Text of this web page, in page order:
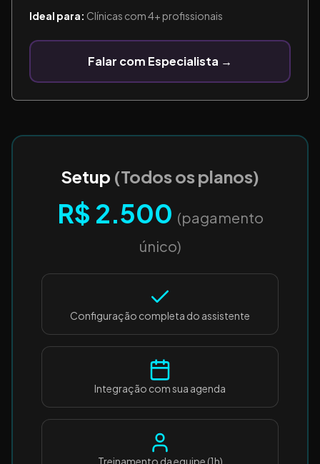
Ideal para: Clínicas com 4+ profissionais
Falar com Especialista →
Setup (Todos os planos)
R$ 2.500 (pagamento
único)
Configuração completa do assistente
Integração com sua agenda
Treinamento da equipe (1h)